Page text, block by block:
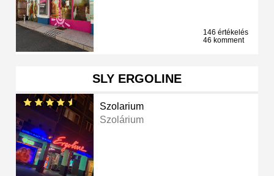
146 értékelés
46 komment
SLY ERGOLINE
Szolarium
Szolárium